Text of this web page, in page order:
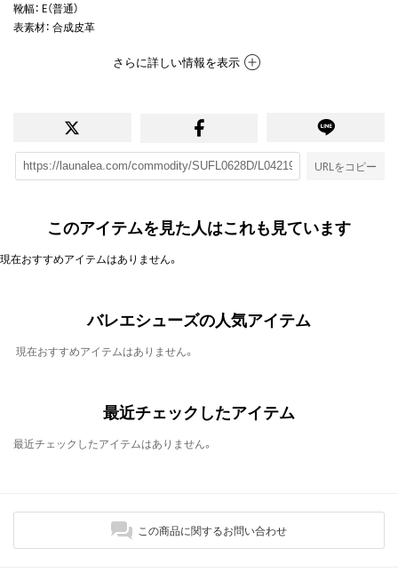
靴幅： E（普通）
表素材： 合成皮革
さらに詳しい情報を表示
URLをコピー
このアイテムを見た人はこれも見ています
現在おすすめアイテムはありません。
バレエシューズの人気アイテム
現在おすすめアイテムはありません。
最近チェックしたアイテム
最近チェックしたアイテムはありません。
この商品に関するお問い合わせ